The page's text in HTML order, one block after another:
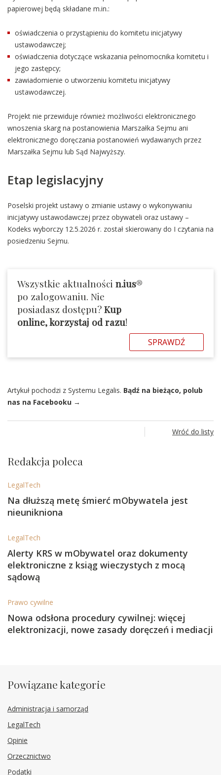
papierowej będą składane m.in.:
oświadczenia o przystąpieniu do komitetu inicjatywy
ustawodawczej;
oświadczenia dotyczące wskazania pełnomocnika komitetu i
jego zastępcy;
zawiadomienie o utworzeniu komitetu inicjatywy
ustawodawczej.
Projekt nie przewiduje również możliwości elektronicznego
wnoszenia skarg na postanowienia Marszałka Sejmu ani
elektronicznego doręczania postanowień wydawanych przez
Marszałka Sejmu lub Sąd Najwyższy.
Etap legislacyjny
Poselski projekt ustawy o zmianie ustawy o wykonywaniu
inicjatywy ustawodawczej przez obywateli oraz ustawy –
Kodeks wyborczy 12.5.2026 r. został skierowany do I czytania na
posiedzeniu Sejmu.
Wszystkie aktualności n.ius®
po zalogowaniu. Nie
posiadasz dostępu?Kup
online, korzystaj od razu!
SPRAWDŹ
Artykuł pochodzi z Systemu Legalis. Bądź na bieżąco, polub
nas na Facebooku →
Wróć do listy
Redakcja poleca
LegalTech
Na dłuższą metę śmierć mObywatela jest
nieunikniona
LegalTech
Alerty KRS w mObywatel oraz dokumenty
elektroniczne z ksiąg wieczystych z mocą
sądową
Prawo cywilne
Nowa odsłona procedury cywilnej: więcej
elektronizacji, nowe zasady doręczeń i mediacji
Powiązane kategorie
Administracja i samorząd
LegalTech
Opinie
Orzecznictwo
Podatki